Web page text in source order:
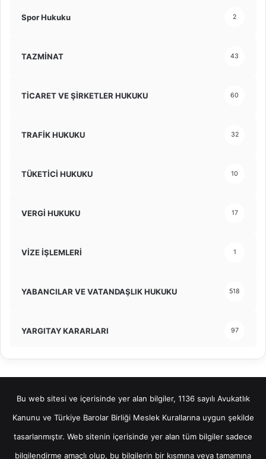
Spor Hukuku 2
TAZMİNAT 43
TİCARET VE ŞİRKETLER HUKUKU 60
TRAFİK HUKUKU 32
TÜKETİCİ HUKUKU 10
VERGİ HUKUKU 17
VİZE İŞLEMLERİ 1
YABANCILAR VE VATANDAŞLIK HUKUKU 518
YARGITAY KARARLARI 97
Bu web sitesi ve içerisinde yer alan bilgiler, 1136 sayılı Avukatlık
Kanunu ve Türkiye Barolar Birliği Meslek Kurallarına uygun şekilde
tasarlanmıştır. Web sitenin içerisinde yer alan tüm bilgiler sadece
bilgilendirme amaçlı olup, bu bilgilerin bir kısmına veya tamamına